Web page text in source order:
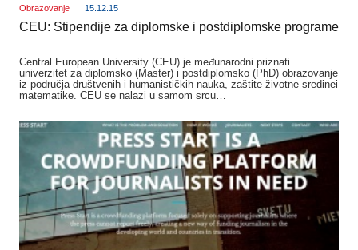
Obrazovanje 15.12.15
CEU: Stipendije za diplomske i postdiplomske programe
Central European University (CEU) je međunarodni priznati
univerzitet za diplomsko (Master) i postdiplomsko (PhD) obrazovanje
iz područja društvenih i humanističkih nauka, zaštite životne sredinei
matematike. CEU se nalazi u samom srcu…